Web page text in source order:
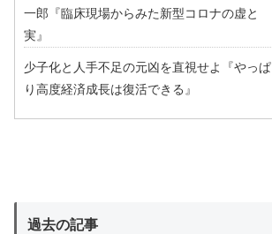
一郎『臨床現場からみた新型コロナの虚と
実』
少子化と人手不足の元凶を直視せよ『やっぱ
り高度経済成長は復活できる』
過去の記事